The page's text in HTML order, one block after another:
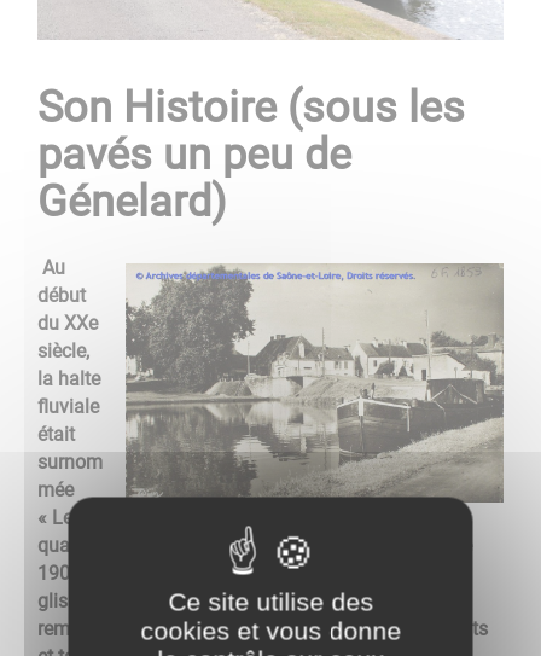
Son Histoire (sous les
pavés un peu de
Génelard)
Au
début
du XXe
siècle,
la halte
fluviale
était
surnom
mée
« Le
quai des pavés de Paris » . En effet, c'est à partir de
1905 que les pavés en bois des rues de Paris,
glissants en cas de pluie et peu hygiéniques, sont
remplacés peu à peu par des pavés en pierre. Extraits
Ce site utilise des
cookies et vous donne